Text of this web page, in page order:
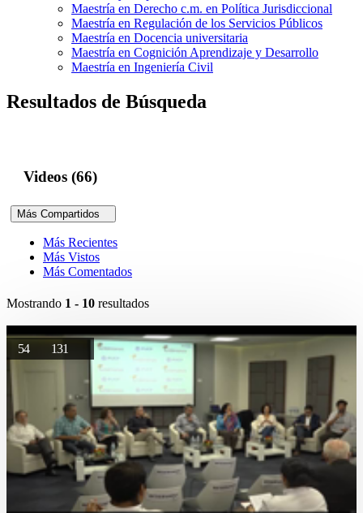
Maestría en Derecho c.m. en Política Jurisdiccional
Maestría en Regulación de los Servicios Públicos
Maestría en Docencia universitaria
Maestría en Cognición Aprendizaje y Desarrollo
Maestría en Ingeniería Civil
Resultados de Búsqueda
Videos (66)
Más Compartidos
Más Recientes
Más Vistos
Más Comentados
Mostrando 1 - 10 resultados
54 131